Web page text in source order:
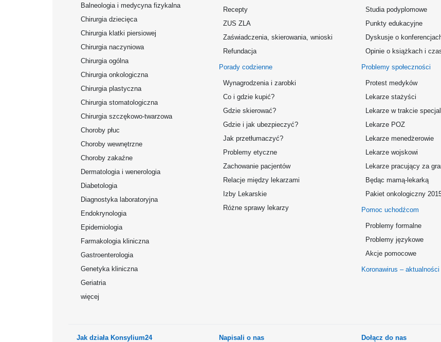
Balneologia i medycyna fizykalna
Chirurgia dziecięca
Chirurgia klatki piersiowej
Chirurgia naczyniowa
Chirurgia ogólna
Chirurgia onkologiczna
Chirurgia plastyczna
Chirurgia stomatologiczna
Chirurgia szczękowo-twarzowa
Choroby płuc
Choroby wewnętrzne
Choroby zakaźne
Dermatologia i wenerologia
Diabetologia
Diagnostyka laboratoryjna
Endokrynologia
Epidemiologia
Farmakologia kliniczna
Gastroenterologia
Genetyka kliniczna
Geriatria
więcej
Recepty
ZUS ZLA
Zaświadczenia, skierowania, wnioski
Refundacja
Porady codzienne
Wynagrodzenia i zarobki
Co i gdzie kupić?
Gdzie skierować?
Gdzie i jak ubezpieczyć?
Jak przetłumaczyć?
Problemy etyczne
Zachowanie pacjentów
Relacje między lekarzami
Izby Lekarskie
Różne sprawy lekarzy
Studia podyplomowe
Punkty edukacyjne
Dyskusje o
Opinie o książkach i
Problemy społeczności
Protest medyków
Lekarze stażyści
Lekarze w trakcie
Lekarze POZ
Lekarze menedżerowie
Lekarze wojskowi
Lekarze pracujący za
Będąc mamą-lekarką
Pakiet onkologiczny
Pomoc uchodźcom
Problemy formalne
Problemy językowe
Akcje pomocowe
Koronawirus – aktualności
Jak działa Konsylium24 Napisali o nas Dołącz do nas